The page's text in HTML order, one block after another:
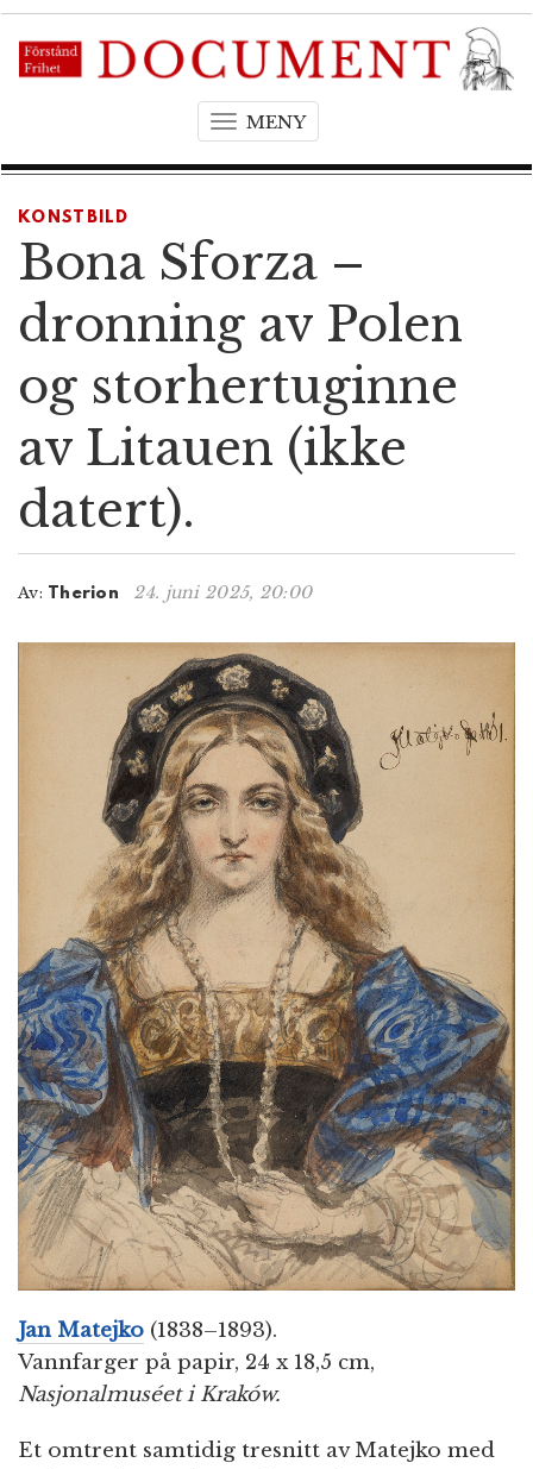
MENYT
g
e
a
i
g
a
t
n
KONSTBILD
Bona Sforza –
dronning av Polen
og storhertuginne
av Litauen (ikke
datert).
Av: Therion 24. juni 2025, 20:00
Jan Matejko (1838–1893).
Vannfarger på papir, 24 x 18,5 cm,
Nasjonalmuséet i Kraków.
Et omtrent samtidig tresnitt av Matejko med